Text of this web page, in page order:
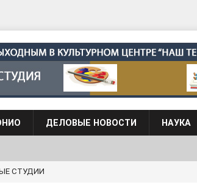
ДЕЛОВЫЕ НОВОСТИ НАУКА
И ДЕТСКИЕ САДЫ